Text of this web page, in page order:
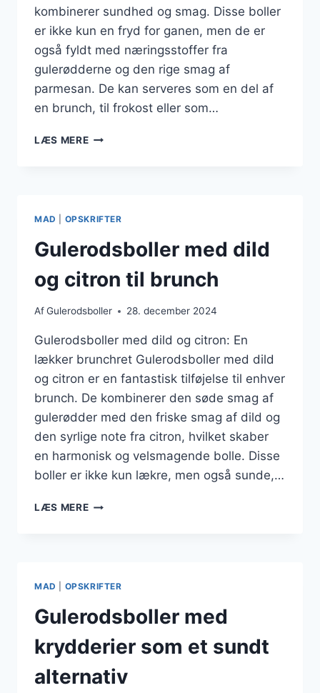
kombinerer sundhed og smag. Disse boller
er ikke kun en fryd for ganen, men de er
også fyldt med næringsstoffer fra
gulerødderne og den rige smag af
parmesan. De kan serveres som en del af
en brunch, til frokost eller som…
LÆS MEREGULERODSBOLLER
MAD OPSKRIFTER
Gulerodsboller med dild
og citron til brunch
AfGulerodsboller 28. december 2024
Gulerodsboller med dild og citron: En
lækker brunchret Gulerodsboller med dild
og citron er en fantastisk tilføjelse til enhver
brunch. De kombinerer den søde smag af
gulerødder med den friske smag af dild og
den syrlige note fra citron, hvilket skaber
en harmonisk og velsmagende bolle. Disse
boller er ikke kun lækre, men også sunde,…
LÆS MEREGULERODSBOLLER
MAD OPSKRIFTER
Gulerodsboller med
krydderier som et sundt
alternativ